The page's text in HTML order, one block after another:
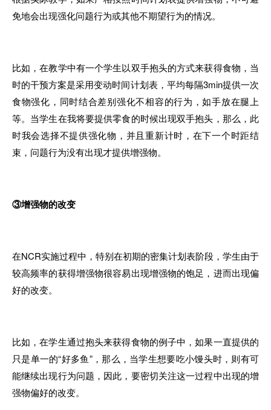
免地会出现强化问题行为或其他不期望行为的情况。
比如，在教学中有一个学生以双手抱头的方式来获得食物，当
时的干预方案是采用变动时间计划表，平均每隔3min提供一次
食物强化，同时结合差别强化不相容的行为，如手放在腿上
等。当学生在我将要提供零食的时候出现双手抱头，那么，此
时我会选择不提供强化物，并且重新计时，在下一个时距结
束，问题行为没有出现才提供增强物。
③增强物的改变
在NCR实施过程中，特别在初期的密集计划表阶段，学生由于
较高频率的获得增强物很容易出现增强物的饱足，进而出现偏
好的改变。
比如，在学生通过抱头来获得食物的例子中，如果一直提供的
只是单一的“好多鱼”，那么，当学生想要吃小馒头时，则有可
能继续出现行为问题，因此，要密切关注这一过程中出现的增
强物偏好的改变。